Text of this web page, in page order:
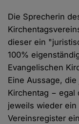
Die Sprecherin
dieser ein
100%
Evangelischen
Eine Aussage,
Kirchentag − egal
jeweils wieder
Vereinsregister